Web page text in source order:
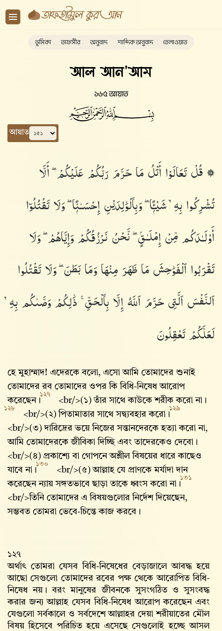
ভূমিকা তাফসীর অনুবাদ শাব্দিক অনুবাদ তেলাওয়াত
আল আন'আম
১৬৫ আয়াত
আয়াত
۞ قُلْ تَعَالَوْا۟ أَتْلُ مَا حَرَّمَ رَبُّكُمْ عَلَيْكُمْ ۖ أَلَّا
تُشْرِكُوا۟ بِهِۦ شَيْـًۭٔا ۖ وَبِٱلْوَٰلِدَيْنِ إِحْسَـٰنًۭا ۖ وَلَا تَقْتُلُوٓا۟
أَوْلَـٰدَكُم مِّنْ إِمْلَـٰقٍۢ ۖ نَّحْنُ نَرْزُقُكُمْ وَإِيَّاهُمْ ۖ وَلَا
تَقْرَبُوا۟ ٱلْفَوَٰحِشَ مَا ظَهَرَ مِنْهَا وَمَا بَطَنَ ۖ وَلَا تَقْتُلُوا۟
ٱلنَّفْسَ ٱلَّتِى حَرَّمَ ٱللَّهُ إِلَّا بِٱلْحَقِّ ۚ ذَٰلِكُمْ وَصَّىٰكُم بِهِۦ
لَعَلَّكُمْ تَعْقِلُونَ
হে মুহাম্মাদ! এদেরকে বলো, এসো আমি তোমাদের শুনাই
তোমাদের রব তোমাদের ওপর কি বিধি-নিষেধ আরোপ
করেছেন।
১২৭
<br/>(১) তাঁর সাথে কাউকে শরীক করো না।
১২৮
<br/>(২) পিতামাতার সাথে সদ্ব্যবহার করো।
১২৯
<br/>(৩) দারিদ্রের ভয়ে নিজের সন্তানদেরকে হত্যা করো না,
আমি তোমাদেরকে জীবিকা দিচ্ছি এবং তাদেরকেও দেবো।
<br/>(৪) প্রকাশ্যে বা গোপনে অশ্লীল বিষয়ের ধারে কাছেও
যাবে না।
১৩০
<br/>(৫) আল্লাহ‌ যে প্রাণকে মর্যাদা দান
করেছেন ন্যায় সঙ্গতভাবে ছাড়া তাকে ধ্বংস করো না।
১৩১
<br/>তিনি তোমাদের এ বিষয়গুলোর নির্দেশ দিয়েছেন,
সম্ভবত তোমরা ভেবে-চিন্তে কাজ করবে।
১২৭
অর্থাৎ তোমরা যেসব বিধি-নিষেধের বেড়াজালে আবদ্ধ হয়ে
আছো সেগুলো তোমাদের রবের পক্ষ থেকে আরোপিত বিধি-
নিষেধ নয়। বরং মানুষের জীবনকে সুসংগঠিত ও সুসংবদ্ধ
করার জন্য আল্লাহ‌ যেসব বিধি-নিষেধ আরোপ করেছেন এবং
যেগুলো সর্বকালে ও সর্বদেশে আল্লাহর দেয়া শরীয়াতের মৌল
বিষয় হিসেবে পরিচিত হয়ে এসেছে সেগুলোই হচ্ছে আসল